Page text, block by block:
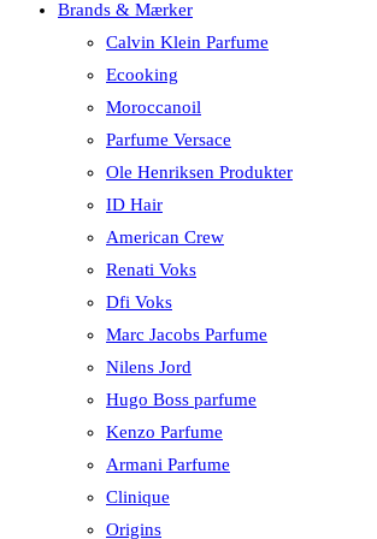
Brands & Mærker
Calvin Klein Parfume
Ecooking
Moroccanoil
Parfume Versace
Ole Henriksen Produkter
ID Hair
American Crew
Renati Voks
Dfi Voks
Marc Jacobs Parfume
Nilens Jord
Hugo Boss parfume
Kenzo Parfume
Armani Parfume
Clinique
Origins